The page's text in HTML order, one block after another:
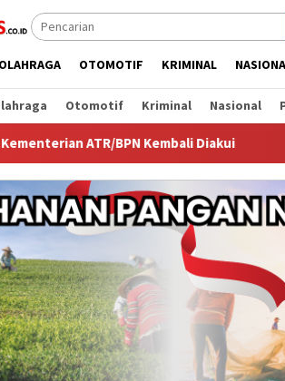
OLAHRAGA OTOMOTIF KRIMINAL
Otomotif Kriminal Nasional
Kembali Diakui Razia Stasioner